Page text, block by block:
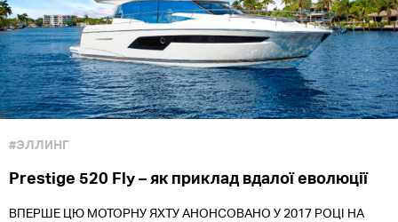
#ЭЛЛИНГ
Prestige 520 Fly – як приклад вдалої еволюції
ВПЕРШЕ ЦЮ МОТОРНУ ЯХТУ АНОНСОВАНО У 2017 РОЦІ НА